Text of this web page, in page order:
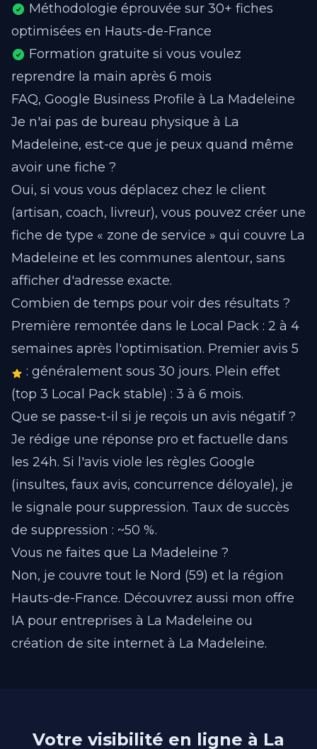
Méthodologie éprouvée sur 30+ fiches
optimisées en Hauts-de-France
Formation gratuite si vous voulez
reprendre la main après 6 mois
FAQ, Google Business Profile à La Madeleine
Je n'ai pas de bureau physique à La
Madeleine, est-ce que je peux quand même
avoir une fiche ?
Oui, si vous vous déplacez chez le client
(artisan, coach, livreur), vous pouvez créer une
fiche de type « zone de service » qui couvre La
Madeleine et les communes alentour, sans
afficher d'adresse exacte.
Combien de temps pour voir des résultats ?
Première remontée dans le Local Pack : 2 à 4
semaines après l'optimisation. Premier avis 5
: généralement sous 30 jours. Plein effet
(top 3 Local Pack stable) : 3 à 6 mois.
Que se passe-t-il si je reçois un avis négatif ?
Je rédige une réponse pro et factuelle dans
les 24h. Si l'avis viole les règles Google
(insultes, faux avis, concurrence déloyale), je
le signale pour suppression. Taux de succès
de suppression : ~50 %.
Vous ne faites que La Madeleine ?
Non, je couvre tout le Nord (59) et la région
Hauts-de-France. Découvrez aussi mon offre
IA pour entreprises à La Madeleine ou
création de site internet à La Madeleine.
Votre visibilité en ligne à La